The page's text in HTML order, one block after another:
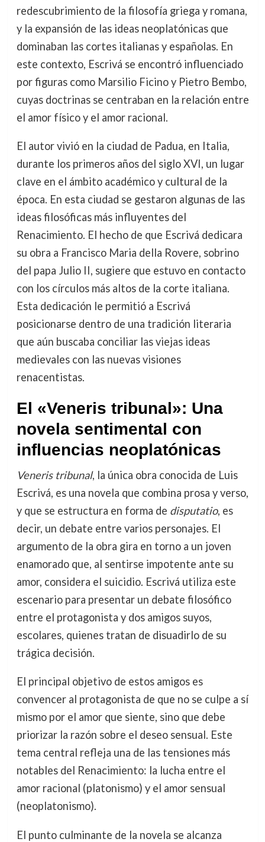
redescubrimiento de la filosofía griega y romana,
y la expansión de las ideas neoplatónicas que
dominaban las cortes italianas y españolas. En
este contexto, Escrivá se encontró influenciado
por figuras como Marsilio Ficino y Pietro Bembo,
cuyas doctrinas se centraban en la relación entre
el amor físico y el amor racional.
El autor vivió en la ciudad de Padua, en Italia,
durante los primeros años del siglo XVI, un lugar
clave en el ámbito académico y cultural de la
época. En esta ciudad se gestaron algunas de las
ideas filosóficas más influyentes del
Renacimiento. El hecho de que Escrivá dedicara
su obra a Francisco Maria della Rovere, sobrino
del papa Julio II, sugiere que estuvo en contacto
con los círculos más altos de la corte italiana.
Esta dedicación le permitió a Escrivá
posicionarse dentro de una tradición literaria
que aún buscaba conciliar las viejas ideas
medievales con las nuevas visiones
renacentistas.
El «Veneris tribunal»: Una
novela sentimental con
influencias neoplatónicas
Veneris tribunal, la única obra conocida de Luis
Escrivá, es una novela que combina prosa y verso,
y que se estructura en forma de disputatio, es
decir, un debate entre varios personajes. El
argumento de la obra gira en torno a un joven
enamorado que, al sentirse impotente ante su
amor, considera el suicidio. Escrivá utiliza este
escenario para presentar un debate filosófico
entre el protagonista y dos amigos suyos,
escolares, quienes tratan de disuadirlo de su
trágica decisión.
El principal objetivo de estos amigos es
convencer al protagonista de que no se culpe a sí
mismo por el amor que siente, sino que debe
priorizar la razón sobre el deseo sensual. Este
tema central refleja una de las tensiones más
notables del Renacimiento: la lucha entre el
amor racional (platonismo) y el amor sensual
(neoplatonismo).
El punto culminante de la novela se alcanza